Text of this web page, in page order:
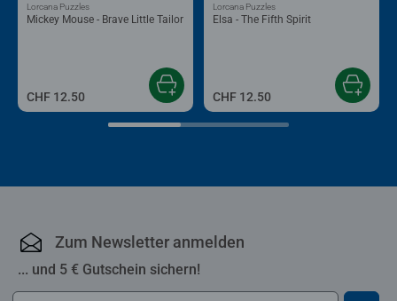
Mickey Mouse - Brave Little Tailor
Lorcana Puzzles
CHF 12.50
Elsa - The Fifth Spirit
Lorcana Puzzles
CHF 12.50
Zum Newsletter anmelden
... und 5 € Gutschein sichern!